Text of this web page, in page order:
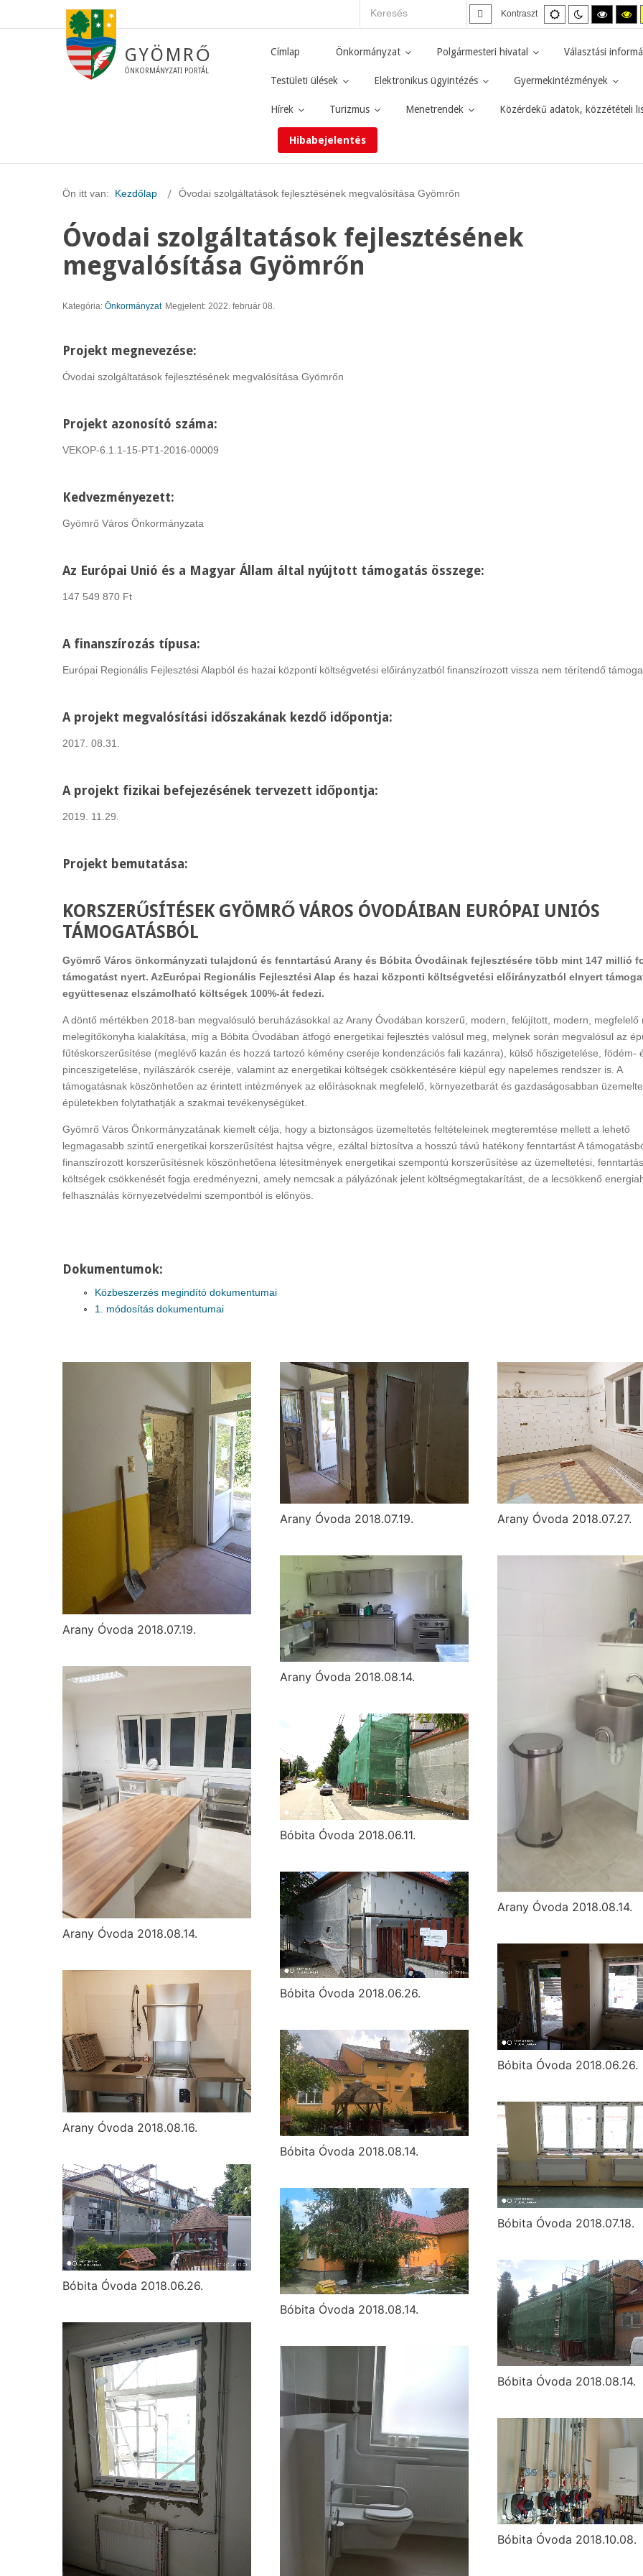
Kontraszt
Alapértelmezett
mód
Éjszakai
mód
Magas
mód.
GYÖMRŐ
ÖNKORMÁNYZATI PORTÁL
Címlap Önkormányzat Polgármesteri hivatal Választási
Testületi ülések Elektronikus ügyintézés Gyermekintézmények
Hírek Turizmus Menetrendek Közérdekű adatok, közzétételi
Hibabejelentés
Ön itt van: Kezdőlap Óvodai szolgáltatások fejlesztésének megvalósítása Gyömrőn
Óvodai szolgáltatások fejlesztésének
megvalósítása Gyömrőn
Kategória: Önkormányzat Megjelent: 2022. február 08.
Projekt megnevezése:
Óvodai szolgáltatások fejlesztésének megvalósítása Gyömrőn
Projekt azonosító száma:
VEKOP-6.1.1-15-PT1-2016-00009
Kedvezményezett:
Gyömrő Város Önkormányzata
Az Európai Unió és a Magyar Állam által nyújtott támogatás összege:
147 549 870 Ft
A finanszírozás típusa:
Európai Regionális Fejlesztési Alapból és hazai központi költségvetési előirányzatból finanszírozott vissza nem térítendő
A projekt megvalósítási időszakának kezdő időpontja:
2017. 08.31.
A projekt fizikai befejezésének tervezett időpontja:
2019. 11.29.
Projekt bemutatása:
KORSZERŰSÍTÉSEK GYÖMRŐ VÁROS ÓVODÁIBAN EURÓPAI UNIÓS
TÁMOGATÁSBÓL
Gyömrő Város önkormányzati tulajdonú és fenntartású Arany és Bóbita Óvodáinak fejlesztésére több mint 147 millió
támogatást nyert. AzEurópai Regionális Fejlesztési Alap és hazai központi költségvetési előirányzatból elnyert
együttesenaz elszámolható költségek 100%-át fedezi.
A döntő mértékben 2018-ban megvalósuló beruházásokkal az Arany Óvodában korszerű, modern, felújított, modern, megfelelő
melegítőkonyha kialakítása, míg a Bóbita Óvodában átfogó energetikai fejlesztés valósul meg, melynek során megvalósul az
fűtéskorszerűsítése (meglévő kazán és hozzá tartozó kémény cseréje kondenzációs fali kazánra), külső hőszigetelése, födém-
pinceszigetelése, nyílászárók cseréje, valamint az energetikai költségek csökkentésére kiépül egy napelemes rendszer is. A
támogatásnak köszönhetően az érintett intézmények az előírásoknak megfelelő, környezetbarát és gazdaságosabban
épületekben folytathatják a szakmai tevékenységüket.
Gyömrő Város Önkormányzatának kiemelt célja, hogy a biztonságos üzemeltetés feltételeinek megteremtése mellett a lehető
legmagasabb szintű energetikai korszerűsítést hajtsa végre, ezáltal biztosítva a hosszú távú hatékony fenntartást A
finanszírozott korszerűsítésnek köszönhetőena létesítmények energetikai szempontú korszerűsítése az üzemeltetési,
költségek csökkenését fogja eredményezni, amely nemcsak a pályázónak jelent költségmegtakarítást, de a lecsökkenő
felhasználás környezetvédelmi szempontból is előnyös.
Dokumentumok:
Közbeszerzés megindító dokumentumai
1. módosítás dokumentumai
Arany Óvoda 2018.07.19.
Arany Óvoda 2018.07.19. Arany Óvoda 2018.07.27.
Arany Óvoda 2018.08.14.
Arany Óvoda 2018.08.14.
Arany Óvoda 2018.08.14.
Arany Óvoda 2018.08.16.
Bóbita Óvoda 2018.06.11.
Bóbita Óvoda 2018.06.26.
Bóbita Óvoda 2018.06.26.
Bóbita Óvoda 2018.06.26.
Bóbita Óvoda 2018.07.18.
Bóbita Óvoda 2018.08.14.
Bóbita Óvoda 2018.08.14.
Bóbita Óvoda 2018.08.14.
Bóbita Óvoda 2018.10.08.